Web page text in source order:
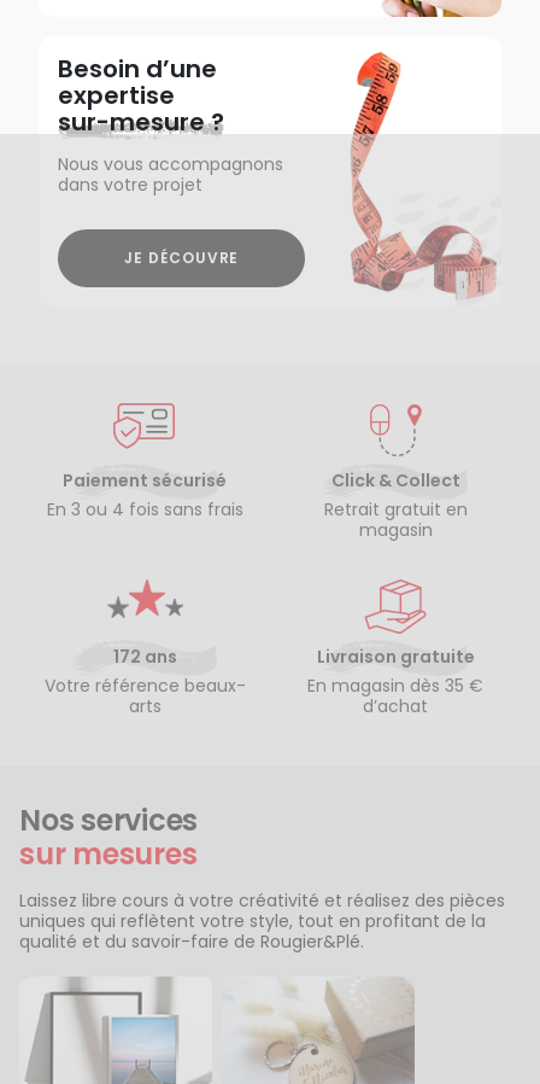
Besoin d’une
expertise
sur-mesure ?
Nous vous accompagnons
dans votre projet
JE DÉCOUVRE
Paiement sécurisé
En 3 ou 4 fois sans frais
Click & Collect
Retrait gratuit en
magasin
172 ans
Votre référence beaux-
arts
Livraison gratuite
En magasin dès 35 €
d’achat
Nos services
sur mesures
Laissez libre cours à votre créativité et réalisez des pièces
uniques qui reflètent votre style, tout en profitant de la
qualité et du savoir-faire de Rougier&Plé.